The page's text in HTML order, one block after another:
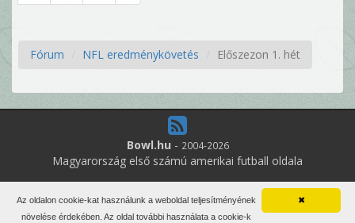
Fórum NFL eredménykövetés Előszezon 1. hét
Bowl.hu - 2004-2026
Magyarország első számú amerikai futball oldala
14
online felhasználó
Minden jog fenntartva. Írott anyagok újraközlése csak a szerző
✖
Az oldalon cookie-kat használunk a weboldal teljesítményének
növelése érdekében. Az oldal további használata a cookie-k